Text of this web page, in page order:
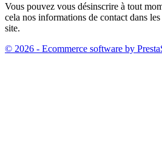
Vous pouvez vous désinscrire à tout
cela nos informations de contact dans
site.
© 2026 - Ecommerce software by